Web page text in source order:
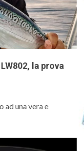
la prova
ad una vera e